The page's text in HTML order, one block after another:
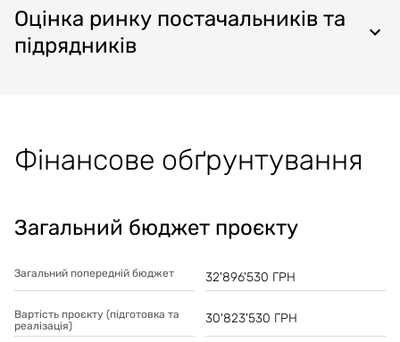
Оцінка ринку постачальників та
підрядників
Фінансове обґрунтування
Загальний бюджет проєкту
Загальний попередній бюджет 32'896'530 ГРН
Вартість проєкту (підготовка та
реалізація)
30'823'530 ГРН